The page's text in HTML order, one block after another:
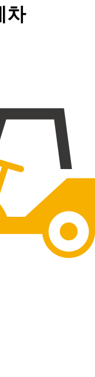
차